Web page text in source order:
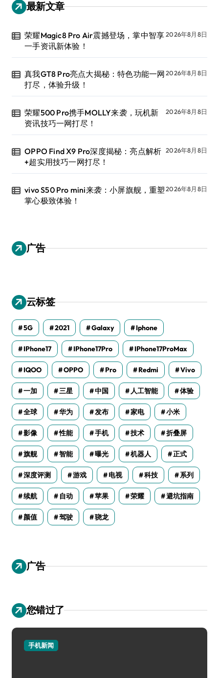
最新文章
荣耀Magic8 Pro Air震撼登场，掌中智享
一手资讯新体验！
2026年8月8日
真我GT8 Pro亮点大揭秘：特色功能一网
打尽，体验升级！
2026年8月8日
荣耀500 Pro携手MOLLY来袭，玩机新
资讯技巧一网打尽！
2026年8月8日
OPPO Find X9 Pro深度揭秘：亮点解析
+超实用技巧一网打尽！
2026年8月8日
vivo S50 Pro mini来袭：小屏旗舰，重塑
掌心极致体验！
2026年8月8日
广告
云标签
5G 2021 Galaxy Iphone
IPhone17 IPhone17Pro IPhone17ProMax
IQOO OPPO Pro Redmi Vivo
一加 三星 中国 人工智能 体验
全球 华为 发布 家电 小米
影像 性能 手机 技术 折叠屏
旗舰 智能 曝光 机器人 正式
深度评测 游戏 电视 科技 系列
续航 自动 苹果 荣耀 避坑指南
颜值 驾驶 骁龙
广告
您错过了
手机新闻